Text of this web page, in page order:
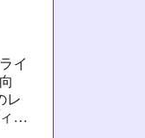
イ
レ
レ